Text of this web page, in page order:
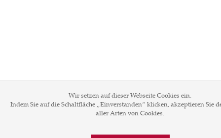
Wir setzen auf dieser Webseite Cookies ein.
Indem Sie auf die Schaltfläche „Einverstanden“ klicken, akzeptieren Sie
aller Arten von Cookies.